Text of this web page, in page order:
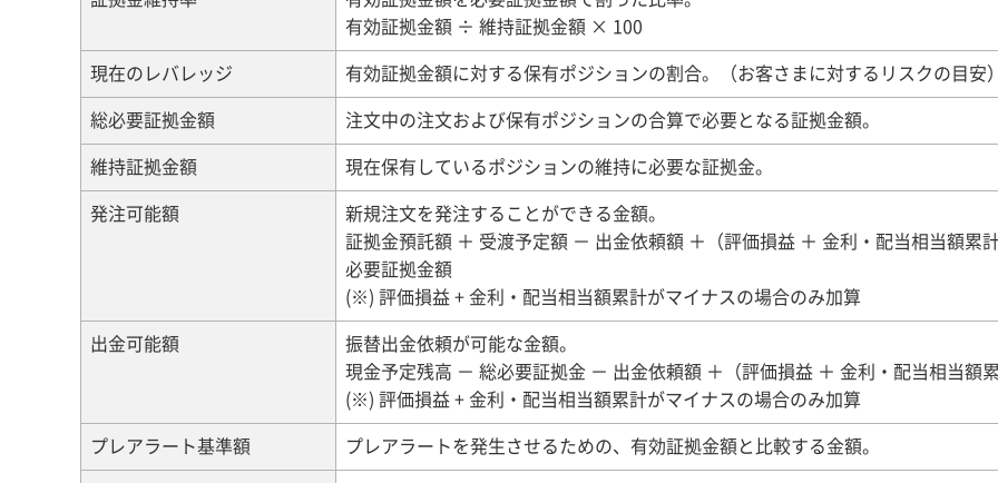
有効証拠金額 ÷ 維持証拠金額 × 100
現在のレバレッジ 有効証拠金額に対する保有ポジションの割合。（お客さまに対するリスクの目安）
総必要証拠金額 注文中の注文および保有ポジションの合算で必要となる証拠金額。
維持証拠金額 現在保有しているポジションの維持に必要な証拠金。
発注可能額
新規注文を発注することができる金額。
証拠金預託額 ＋ 受渡予定額 － 出金依頼額 ＋（評価損益 ＋ 金利・配当相当額累
必要証拠金額
(※) 評価損益 + 金利・配当相当額累計がマイナスの場合のみ加算
出金可能額
振替出金依頼が可能な金額。
現金予定残高 － 総必要証拠金 － 出金依頼額 ＋（評価損益 ＋ 金利・配当相当額
(※) 評価損益 + 金利・配当相当額累計がマイナスの場合のみ加算
プレアラート基準額 プレアラートを発生させるための、有効証拠金額と比較する金額。